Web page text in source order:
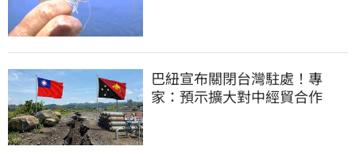
巴紐宣布關閉台灣駐處！專
家：預示擴大對中經貿合作